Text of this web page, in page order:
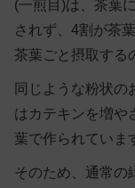
(一煎目)は、茶葉
されず、4割が茶
茶葉ごと摂取する
同じような粉状の
はカテキンを増や
葉で作られていま
そのため、通常の